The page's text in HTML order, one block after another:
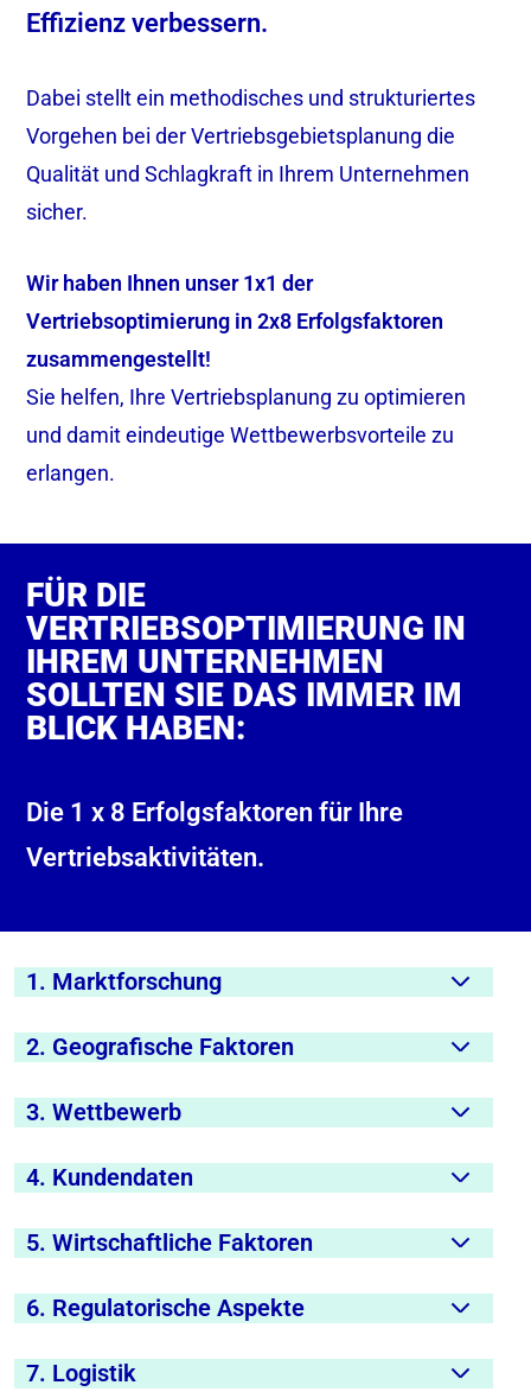
Effizienz verbessern.
Dabei stellt ein methodisches und strukturiertes
Vorgehen bei der Vertriebsgebietsplanung die
Qualität und Schlagkraft in Ihrem Unternehmen
sicher.
Wir haben Ihnen unser 1x1 der
Vertriebsoptimierung in 2x8 Erfolgsfaktoren
zusammengestellt!
Sie helfen, Ihre Vertriebsplanung zu optimieren
und damit eindeutige Wettbewerbsvorteile zu
erlangen.
FÜR DIE
VERTRIEBSOPTIMIERUNG IN
IHREM UNTERNEHMEN
SOLLTEN SIE DAS IMMER IM
BLICK HABEN:
Die 1 x 8 Erfolgsfaktoren für Ihre
Vertriebsaktivitäten.
1. Marktforschung
2. Geografische Faktoren
3. Wettbewerb
4. Kundendaten
5. Wirtschaftliche Faktoren
6. Regulatorische Aspekte
7. Logistik